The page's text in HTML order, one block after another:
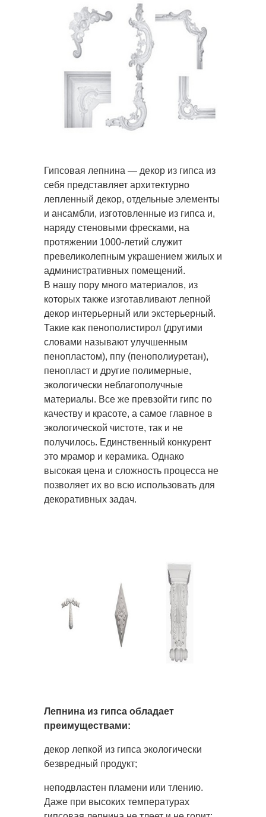
Гипсовая лепнина — декор из гипса из
себя представляет архитектурно
лепленный декор, отдельные элементы
и ансамбли, изготовленные из гипса и,
наряду стеновыми фресками, на
протяжении 1000-летий служит
превеликолепным украшением жилых и
административных помещений.
В нашу пору много материалов, из
которых также изготавливают лепной
декор интерьерный или экстерьерный.
Такие как пенополистирол (другими
словами называют улучшенным
пенопластом), ппу (пенополиуретан),
пенопласт и другие полимерные,
экологически неблагополучные
материалы. Все же превзойти гипс по
качеству и красоте, а самое главное в
экологической чистоте, так и не
получилось. Единственный конкурент
это мрамор и керамика. Однако
высокая цена и сложность процесса не
позволяет их во всю использовать для
декоративных задач.
Лепнина из гипса обладает
преимуществами:
декор лепкой из гипса экологически
безвредный продукт;
неподвластен пламени или тлению.
Даже при высоких температурах